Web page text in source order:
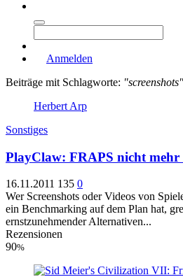
Anmelden
Beiträge mit Schlagworte: "screenshots"
Herbert Arp
Sonstiges
PlayClaw: FRAPS nicht mehr
16.11.2011 135 0
Wer Screenshots oder Videos von
ein Benchmarking auf dem Plan hat,
ernstzunehmender Alternativen...
Rezensionen
90%